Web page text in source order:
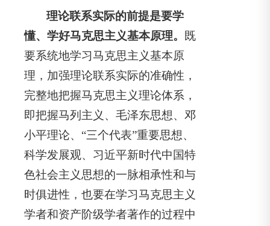
理论联系实际的前提是要学
懂、学好马克思主义基本原理。 既
要系统地学习马克思主义基本原
理，加强理论联系实际的准确性，
完整地把握马克思主义理论体系，
即把握马列主义、毛泽东思想、邓
小平理论、“三个代表”重要思想、
科学发展观、习近平新时代中国特
色社会主义思想的一脉相承性和与
时俱进性，也要在学习马克思主义
学者和资产阶级学者著作的过程中